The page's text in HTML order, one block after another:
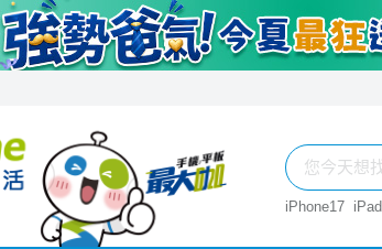
iPhone17 iPad